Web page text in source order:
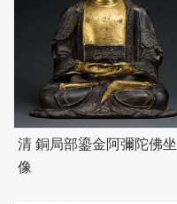
清 銅局部鎏金阿彌陀佛坐
像